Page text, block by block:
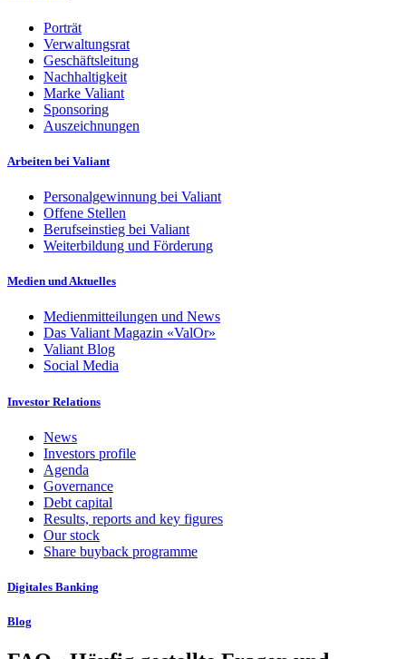
Porträt
Verwaltungsrat
Geschäftsleitung
Nachhaltigkeit
Marke Valiant
Sponsoring
Auszeichnungen
Arbeiten bei Valiant
Personalgewinnung bei Valiant
Offene Stellen
Berufseinstieg bei Valiant
Weiterbildung und Förderung
Medien und Aktuelles
Medienmitteilungen und News
Das Valiant Magazin «ValOr»
Valiant Blog
Social Media
Investor Relations
News
Investors profile
Agenda
Governance
Debt capital
Results, reports and key figures
Our stock
Share buyback programme
Digitales Banking
Blog